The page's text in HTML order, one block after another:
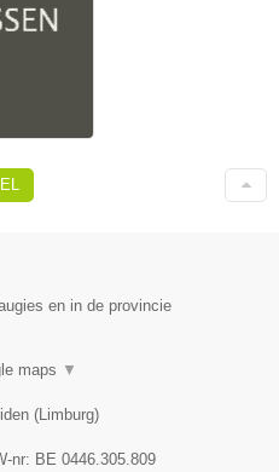
en in de provincie
maps ▼
(Limburg)
nr: BE 0446.305.809